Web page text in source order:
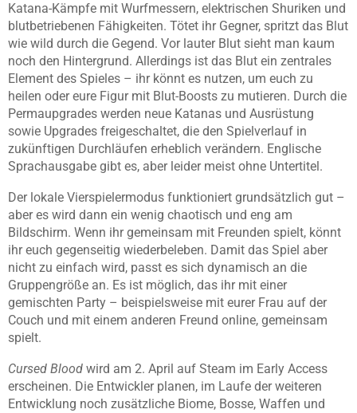
Katana-Kämpfe mit Wurfmessern, elektrischen Shuriken und
blutbetriebenen Fähigkeiten. Tötet ihr Gegner, spritzt das Blut
wie wild durch die Gegend. Vor lauter Blut sieht man kaum
noch den Hintergrund. Allerdings ist das Blut ein zentrales
Element des Spieles – ihr könnt es nutzen, um euch zu
heilen oder eure Figur mit Blut-Boosts zu mutieren. Durch die
Permaupgrades werden neue Katanas und Ausrüstung
sowie Upgrades freigeschaltet, die den Spielverlauf in
zukünftigen Durchläufen erheblich verändern. Englische
Sprachausgabe gibt es, aber leider meist ohne Untertitel.
Der lokale Vierspielermodus funktioniert grundsätzlich gut –
aber es wird dann ein wenig chaotisch und eng am
Bildschirm. Wenn ihr gemeinsam mit Freunden spielt, könnt
ihr euch gegenseitig wiederbeleben. Damit das Spiel aber
nicht zu einfach wird, passt es sich dynamisch an die
Gruppengröße an. Es ist möglich, das ihr mit einer
gemischten Party – beispielsweise mit eurer Frau auf der
Couch und mit einem anderen Freund online, gemeinsam
spielt.
Cursed Blood wird am 2. April auf Steam im Early Access
erscheinen. Die Entwickler planen, im Laufe der weiteren
Entwicklung noch zusätzliche Biome, Bosse, Waffen und